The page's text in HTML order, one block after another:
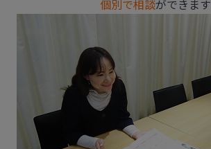
個別で相談ができます